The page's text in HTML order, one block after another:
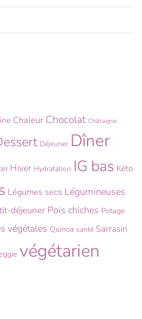
Chaleur Chocolat Châtaigne
Déjeuner Dîner
Hiver Hydratation IG bas Kéto
Légumes secs Légumineuses
déjeuner Pois chiches Potage
végétales Quinoa santé Sarrasin
végétarien